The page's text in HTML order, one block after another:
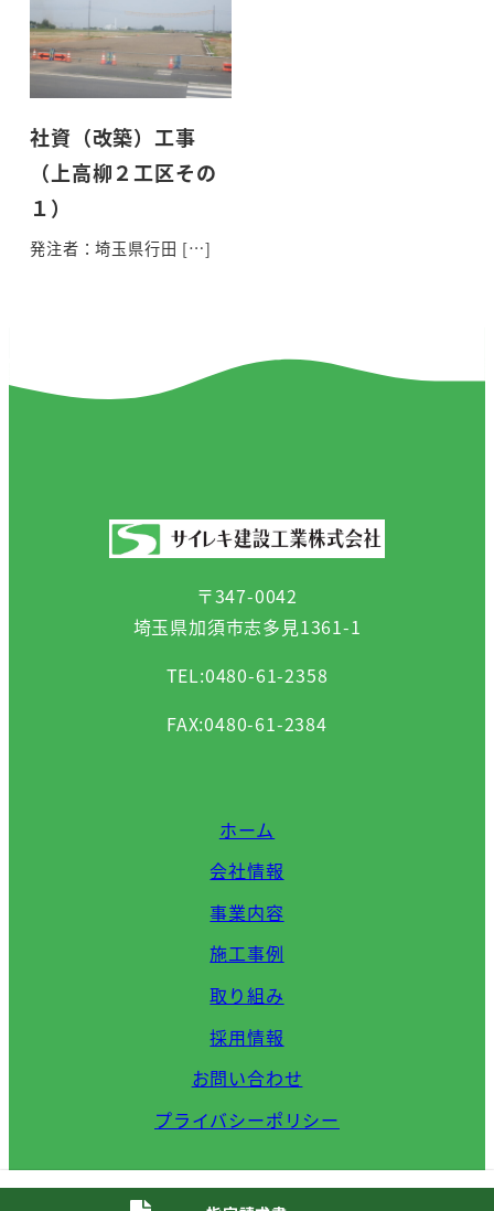
社資（改築）工事
（上高柳２工区その
１）
発注者：埼玉県行田 […]
〒347-0042
埼玉県加須市志多見1361-1
TEL:0480-61-2358
FAX:0480-61-2384
ホーム
会社情報
事業内容
施工事例
取り組み
採用情報
お問い合わせ
プライバシーポリシー